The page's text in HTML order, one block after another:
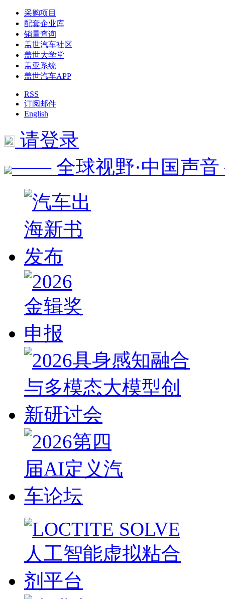
采购项目
配套企业库
销量查询
盖世汽车社区
盖世大学堂
盖亚系统
盖世汽车APP
RSS
订阅邮件
English
请登录
—— 全球视野·中国声